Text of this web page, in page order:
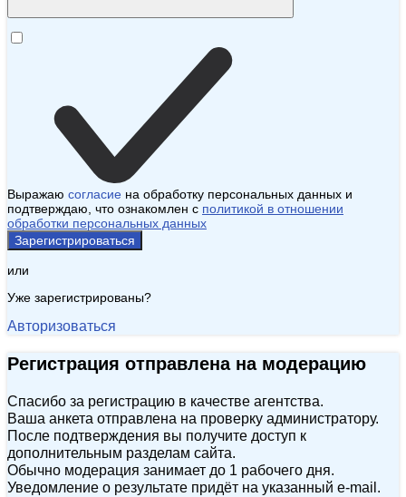
Выражаю согласие на обработку персональных данных и
подтверждаю, что ознакомлен с политикой в отношении
обработки персональных данных
Зарегистрироваться
или
Уже зарегистрированы?
Авторизоваться
Регистрация отправлена на модерацию
Спасибо за регистрацию в качестве агентства.
Ваша анкета отправлена на проверку администратору.
После подтверждения вы получите доступ к
дополнительным разделам сайта.
Обычно модерация занимает до 1 рабочего дня.
Уведомление о результате придёт на указанный e‑mail.